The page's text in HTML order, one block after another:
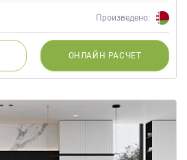
Кремовый, Коричневый,
Капучино
Произведено:
ОНЛАЙН РАСЧЕТ